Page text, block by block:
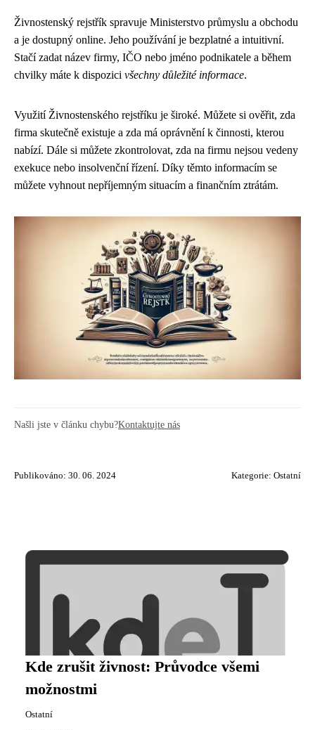
Živnostenský rejstřík spravuje Ministerstvo průmyslu a obchodu
a je dostupný online. Jeho používání je bezplatné a intuitivní.
Stačí zadat název firmy, IČO nebo jméno podnikatele a během
chvilky máte k dispozici všechny důležité informace.
Využití Živnostenského rejstříku je široké. Můžete si ověřit, zda
firma skutečně existuje a zda má oprávnění k činnosti, kterou
nabízí. Dále si můžete zkontrolovat, zda na firmu nejsou vedeny
exekuce nebo insolvenční řízení. Díky těmto informacím se
můžete vyhnout nepříjemným situacím a finančním ztrátám.
Našli jste v článku chybu?Kontaktujte nás
Publikováno: 30. 06. 2024 Kategorie: Ostatní
Kde zrušit živnost: Průvodce všemi
možnostmi
Ostatní